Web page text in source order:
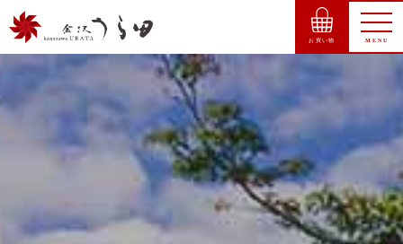
お買い物 MENU